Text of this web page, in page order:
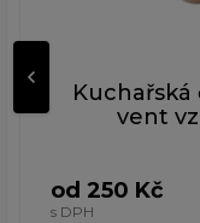
Kuchařská
vent
od 250 Kč
s DPH